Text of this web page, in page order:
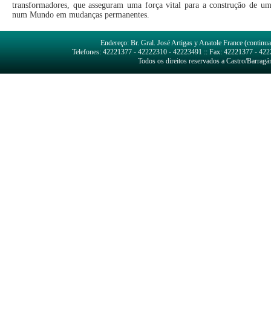
transformadores, que asseguram uma força vital para a construção de
num Mundo em mudanças permanentes.
Endereço: Br. Gral. José Artigas y Anatole France
Telefones: 42221377 - 42222310 - 42223491 :: Fax: 42221377 -
Todos os direitos reservados a Castro/